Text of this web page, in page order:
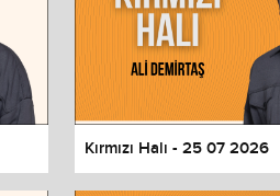
and close the window.
Kırmızı Halı - 25 07 2026